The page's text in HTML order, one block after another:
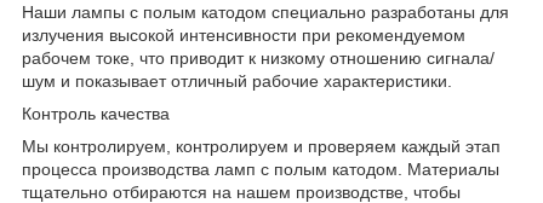
Наши лампы с полым катодом специально разработаны для
излучения высокой интенсивности при рекомендуемом
рабочем токе, что приводит к низкому отношению сигнала/
шум и показывает отличный рабочие характеристики.
Контроль качества
Мы контролируем, контролируем и проверяем каждый этап
процесса производства ламп с полым катодом. Материалы
тщательно отбираются на нашем производстве, чтобы